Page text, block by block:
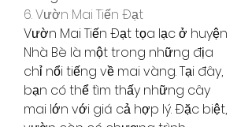
6. Vườn Mai Tiến Đạt
Vườn Mai Tiến Đạt tọa lạc ở huyện
Nhà Bè là một trong những địa
chỉ nổi tiếng về mai vàng. Tại đây,
bạn có thể tìm thấy những cây
mai lớn với giá cả hợp lý. Đặc biệt,
vườn còn có chương trình